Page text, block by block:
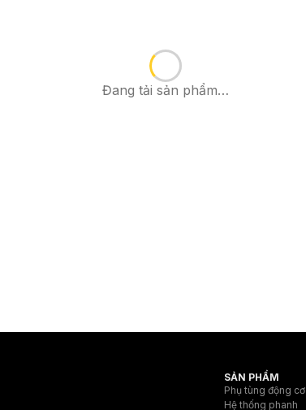
Đang tải sản phẩm…
SẢN PHẨM
Phụ tùng động cơ
Hệ thống phanh